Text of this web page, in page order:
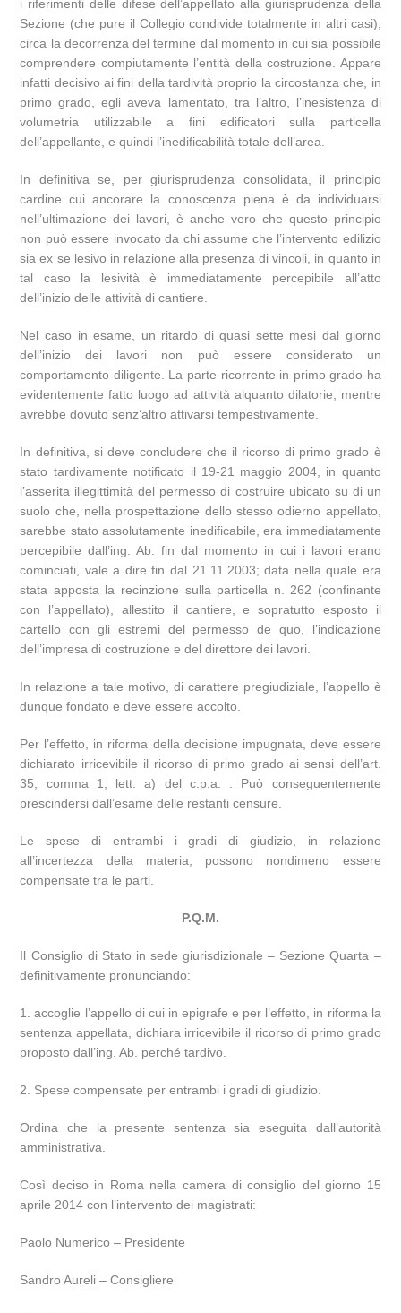
i riferimenti delle difese dell’appellato alla giurisprudenza della
Sezione (che pure il Collegio condivide totalmente in altri casi),
circa la decorrenza del termine dal momento in cui sia possibile
comprendere compiutamente l’entità della costruzione. Appare
infatti decisivo ai fini della tardività proprio la circostanza che, in
primo grado, egli aveva lamentato, tra l’altro, l’inesistenza di
volumetria utilizzabile a fini edificatori sulla particella
dell’appellante, e quindi l’inedificabilità totale dell’area.
In definitiva se, per giurisprudenza consolidata, il principio
cardine cui ancorare la conoscenza piena è da individuarsi
nell’ultimazione dei lavori, è anche vero che questo principio
non può essere invocato da chi assume che l’intervento edilizio
sia ex se lesivo in relazione alla presenza di vincoli, in quanto in
tal caso la lesività è immediatamente percepibile all’atto
dell’inizio delle attività di cantiere.
Nel caso in esame, un ritardo di quasi sette mesi dal giorno
dell’inizio dei lavori non può essere considerato un
comportamento diligente. La parte ricorrente in primo grado ha
evidentemente fatto luogo ad attività alquanto dilatorie, mentre
avrebbe dovuto senz’altro attivarsi tempestivamente.
In definitiva, si deve concludere che il ricorso di primo grado è
stato tardivamente notificato il 19-21 maggio 2004, in quanto
l’asserita illegittimità del permesso di costruire ubicato su di un
suolo che, nella prospettazione dello stesso odierno appellato,
sarebbe stato assolutamente inedificabile, era immediatamente
percepibile dall’ing. Ab. fin dal momento in cui i lavori erano
cominciati, vale a dire fin dal 21.11.2003; data nella quale era
stata apposta la recinzione sulla particella n. 262 (confinante
con l’appellato), allestito il cantiere, e sopratutto esposto il
cartello con gli estremi del permesso de quo, l’indicazione
dell’impresa di costruzione e del direttore dei lavori.
In relazione a tale motivo, di carattere pregiudiziale, l’appello è
dunque fondato e deve essere accolto.
Per l’effetto, in riforma della decisione impugnata, deve essere
dichiarato irricevibile il ricorso di primo grado ai sensi dell’art.
35, comma 1, lett. a) del c.p.a. . Può conseguentemente
prescindersi dall’esame delle restanti censure.
Le spese di entrambi i gradi di giudizio, in relazione
all’incertezza della materia, possono nondimeno essere
compensate tra le parti.
P.Q.M.
Il Consiglio di Stato in sede giurisdizionale – Sezione Quarta –
definitivamente pronunciando:
1. accoglie l’appello di cui in epigrafe e per l’effetto, in riforma la
sentenza appellata, dichiara irricevibile il ricorso di primo grado
proposto dall’ing. Ab. perché tardivo.
2. Spese compensate per entrambi i gradi di giudizio.
Ordina che la presente sentenza sia eseguita dall’autorità
amministrativa.
Così deciso in Roma nella camera di consiglio del giorno 15
aprile 2014 con l’intervento dei magistrati:
Paolo Numerico – Presidente
Sandro Aureli – Consigliere